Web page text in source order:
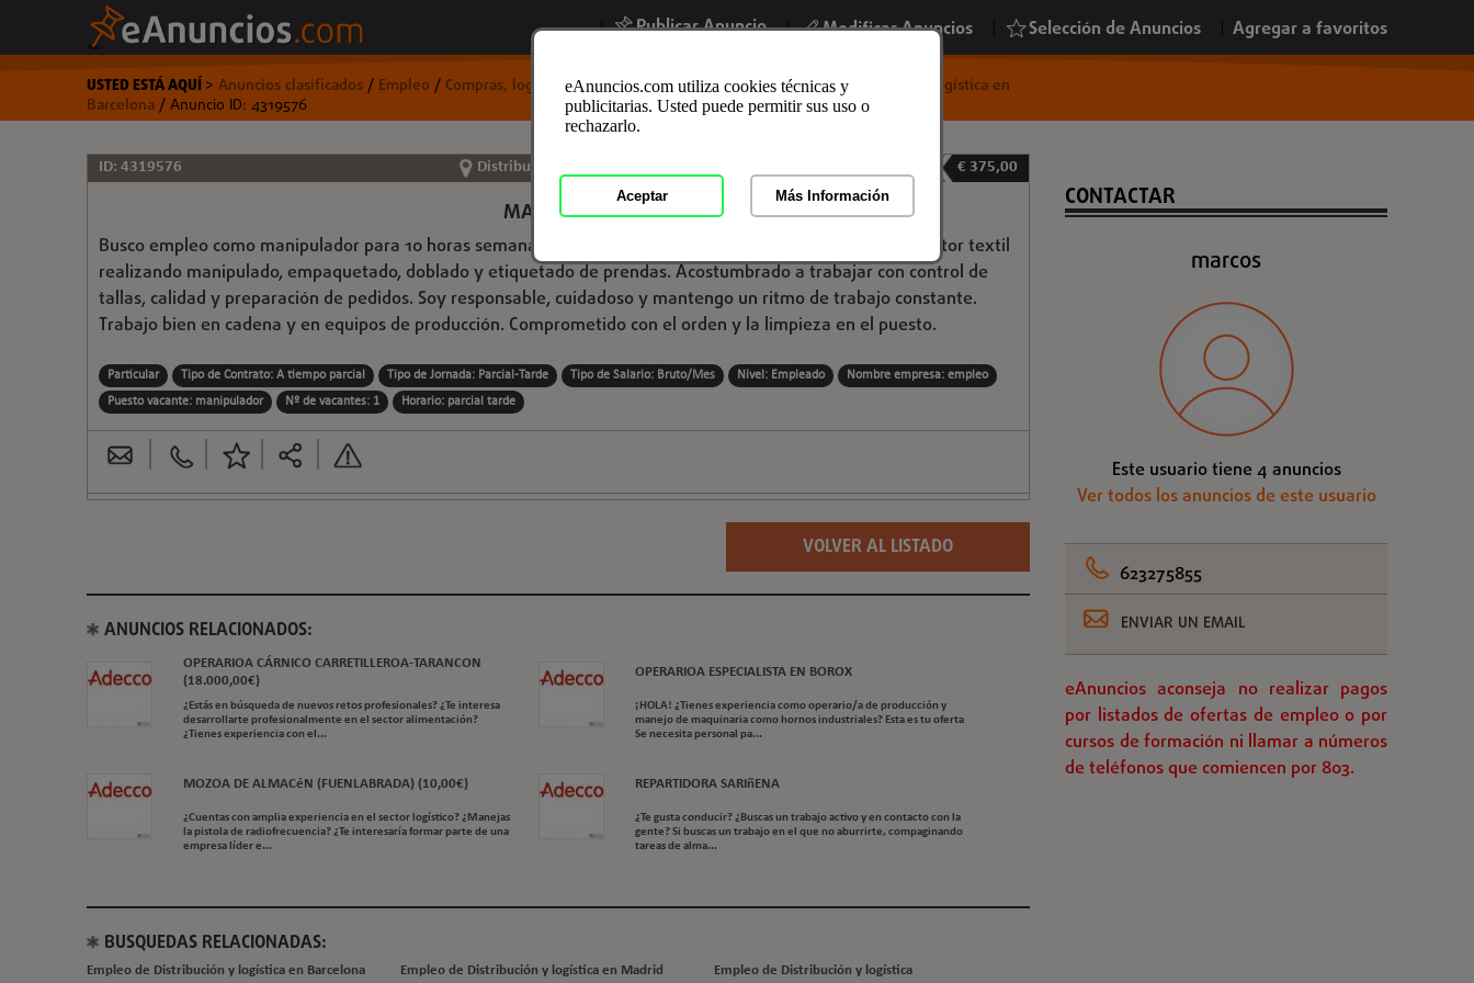
| Publicar Anuncio | Modificar Anuncios Selección de Anuncios Agregar a favoritos
USTED ESTÁ AQUÍ> Anuncios clasificados/ Empleo / Compras, logística y almacén/Distribución y logística/Distribución y logística en
Barcelona/ Anuncio ID: 4319576
ID: 4319576 € 375,00
Distribución y logística en Barcelona, Barcelona
MANIPULADOR
Busco empleo como manipulador para 10 horas semanales o turnos de fin de semana. Experiencia en el sector textil
realizando manipulado, empaquetado, doblado y etiquetado de prendas. Acostumbrado a trabajar con control de
tallas, calidad y preparación de pedidos. Soy responsable, cuidadoso y mantengo un ritmo de trabajo constante.
Trabajo bien en cadena y en equipos de producción. Comprometido con el orden y la limpieza en el puesto.
Particular Tipo de Contrato: A tiempo parcial Tipo de Jornada: Parcial-Tarde Tipo de Salario: Bruto/Mes Nivel: Empleado
Nombre empresa: empleo
Puesto vacante: manipulador
Nº de vacantes: 1 Horario: parcial tarde
VOLVER AL LISTADO
ANUNCIOS RELACIONADOS:
OPERARIOA CÁRNICO CARRETILLEROA-TARANCON
(18.000,00€)
¿Estás en búsqueda de nuevos retos profesionales? ¿Te interesa
desarrollarte profesionalmente en el sector alimentación?
¿Tienes experiencia con el...
OPERARIOA ESPECIALISTA EN BOROX
¡HOLA! ¿Tienes experiencia como operario/a de producción y
manejo de maquinaria como hornos industriales? Esta es tu oferta
Se necesita personal pa...
MOZOA DE ALMACéN (FUENLABRADA) (10,00€)
¿Cuentas con amplia experiencia en el sector logístico? ¿Manejas
la pistola de radiofrecuencia? ¿Te interesaría formar parte de una
empresa líder e...
REPARTIDORA SARIñENA
¿Te gusta conducir? ¿Buscas un trabajo activo y en contacto con la
gente? Si buscas un trabajo en el que no aburrirte, compaginando
tareas de alma...
BUSQUEDAS RELACIONADAS:
Empleo de Distribución y logística en Barcelona Empleo de Distribución y logística en Madrid Empleo de Distribución y logística
CONTACTAR
marcos
Este usuario tiene 4 anuncios
Ver todos los anuncios de este usuario
623275855
ENVIAR UN EMAIL
eAnuncios aconseja no realizar pagos
por listados de ofertas de empleo o por
cursos de formación ni llamar a números
de teléfonos que comiencen por 803.
eAnuncios.com utiliza cookies técnicas y
publicitarias. Usted puede permitir sus uso o
rechazarlo.
Aceptar Más Información